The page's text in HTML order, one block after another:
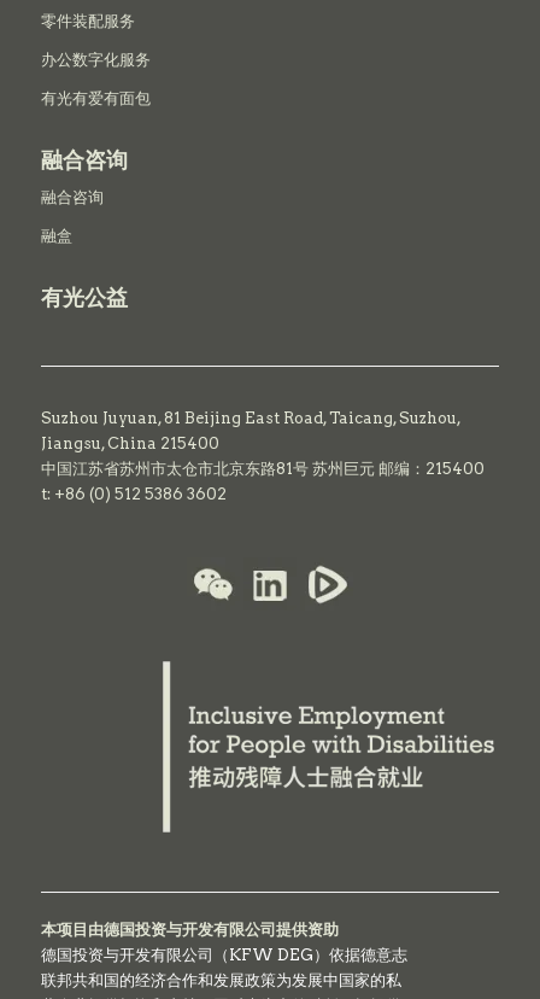
零件装配服务
办公数字化服务
有光有爱有面包
融合咨询
融合咨询
融盒
有光公益
Suzhou Juyuan, 81 Beijing East Road,Taicang,Suzhou,
Jiangsu, China 215400
中国江苏省苏州市太仓市北京东路81号 苏州巨元 邮编：215400
t: +86 (0) 512 5386 3602
本项目由德国投资与开发有限公司提供资助
德国投资与开发有限公司（KFW DEG）依据德意志
联邦共和国的经济合作和发展政策为发展中国家的私